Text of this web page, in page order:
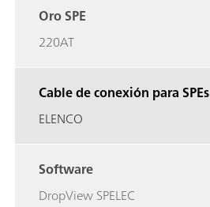
Oro SPE
220AT
Cable de conexión para SPEs
ELENCO
Software
DropView SPELEC